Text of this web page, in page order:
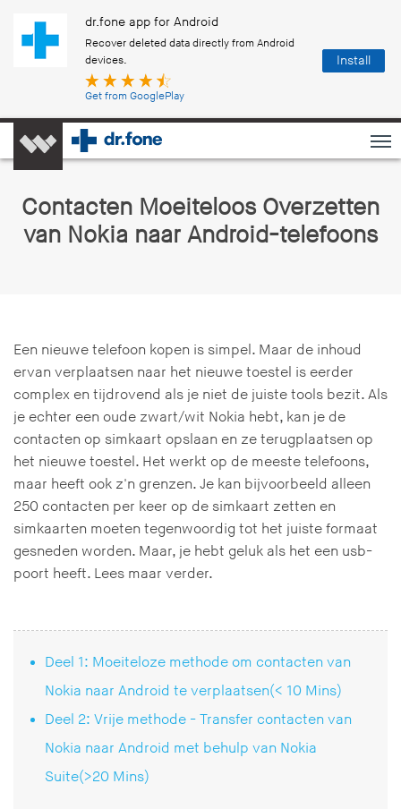
dr.fone app for Android
Recover deleted data directly from Android
devices.
Get from GooglePlay
Install
Contacten Moeiteloos Overzetten
van Nokia naar Android-telefoons
Een nieuwe telefoon kopen is simpel. Maar de inhoud
ervan verplaatsen naar het nieuwe toestel is eerder
complex en tijdrovend als je niet de juiste tools bezit. Als
je echter een oude zwart/wit Nokia hebt, kan je de
contacten op simkaart opslaan en ze terugplaatsen op
het nieuwe toestel. Het werkt op de meeste telefoons,
maar heeft ook z'n grenzen. Je kan bijvoorbeeld alleen
250 contacten per keer op de simkaart zetten en
simkaarten moeten tegenwoordig tot het juiste formaat
gesneden worden. Maar, je hebt geluk als het een usb-
poort heeft. Lees maar verder.
Deel 1: Moeiteloze methode om contacten van
Nokia naar Android te verplaatsen(< 10 Mins)
Deel 2: Vrije methode - Transfer contacten van
Nokia naar Android met behulp van Nokia
Suite(>20 Mins)